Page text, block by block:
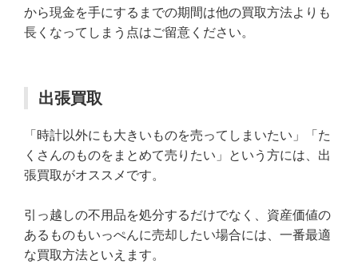
から現金を手にするまでの期間は他の買取方法よりも
長くなってしまう点はご留意ください。
出張買取
「時計以外にも大きいものを売ってしまいたい」「た
くさんのものをまとめて売りたい」という方には、出
張買取がオススメです。
引っ越しの不用品を処分するだけでなく、資産価値の
あるものもいっぺんに売却したい場合には、一番最適
な買取方法といえます。